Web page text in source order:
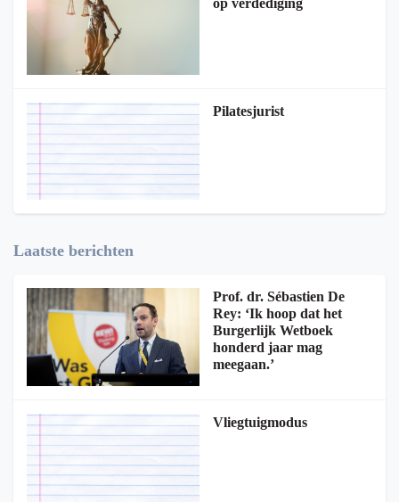
Pilatesjurist
Laatste berichten
Prof. dr. Sébastien De
Rey: ‘Ik hoop dat het
Burgerlijk Wetboek
honderd jaar mag
meegaan.’
Vliegtuigmodus